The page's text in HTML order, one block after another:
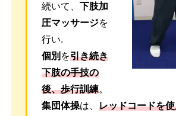
続いて、 下肢加
圧マッサージを
行い.
個別 を引き続き
下肢の手技の
後、歩行訓練。
集団体操は、 レッドコードを